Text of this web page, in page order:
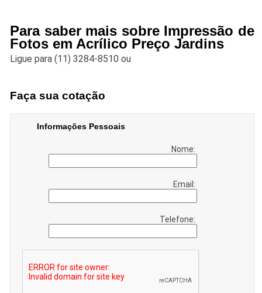
Para saber mais sobre Impressão de
Fotos em Acrílico Preço Jardins
Ligue para(11) 3284-8510 ou
Faça sua cotação
Informações Pessoais
Nome:
Email:
Telefone: